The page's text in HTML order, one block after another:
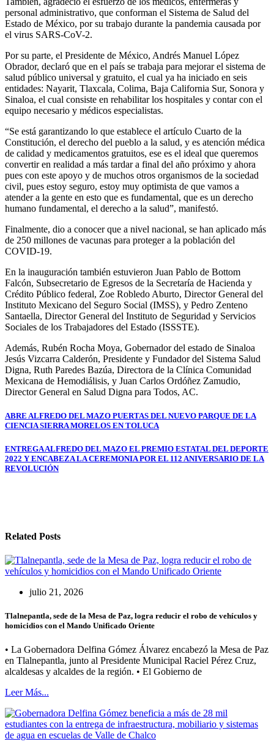
personal administrativo, que conforman el Sistema de Salud del
Estado de México, por su trabajo durante la pandemia causada por
el virus SARS-CoV-2.
Por su parte, el Presidente de México, Andrés Manuel López
Obrador, declaró que en el país se trabaja para mejorar el sistema de
salud público universal y gratuito, el cual ya ha iniciado en seis
entidades: Nayarit, Tlaxcala, Colima, Baja California Sur, Sonora y
Sinaloa, el cual consiste en rehabilitar los hospitales y contar con el
equipo necesario y médicos especialistas.
“Se está garantizando lo que establece el artículo Cuarto de la
Constitución, el derecho del pueblo a la salud, y es atención médica
de calidad y medicamentos gratuitos, ese es el ideal que queremos
convertir en realidad a más tardar a final del año próximo y ahora
pues con este apoyo y de muchos otros organismos de la sociedad
civil, pues estoy seguro, estoy muy optimista de que vamos a
atender a la gente en esto que es fundamental, que es un derecho
humano fundamental, el derecho a la salud”, manifestó.
Finalmente, dio a conocer que a nivel nacional, se han aplicado más
de 250 millones de vacunas para proteger a la población del
COVID-19.
En la inauguración también estuvieron Juan Pablo de Bottom
Falcón, Subsecretario de Egresos de la Secretaría de Hacienda y
Crédito Público federal, Zoe Robledo Aburto, Director General del
Instituto Mexicano del Seguro Social (IMSS), y Pedro Zenteno
Santaella, Director General del Instituto de Seguridad y Servicios
Sociales de los Trabajadores del Estado (ISSSTE).
Además, Rubén Rocha Moya, Gobernador del estado de Sinaloa
Jesús Vizcarra Calderón, Presidente y Fundador del Sistema Salud
Digna, Ruth Paredes Bazúa, Directora de la Clínica Comunidad
Mexicana de Hemodiálisis, y Juan Carlos Ordóñez Zamudio,
Director General en Salud Digna para Todos, AC.
Navegación
de
entradas
ABRE ALFREDO DEL MAZO PUERTAS DEL NUEVO PARQUE DE LA
CIENCIA SIERRA MORELOS EN TOLUCA
ENTREGA ALFREDO DEL MAZO EL PREMIO ESTATAL DEL DEPORTE
2022 Y ENCABEZA LA CEREMONIA POR EL 112 ANIVERSARIO DE LA
REVOLUCIÓN
Related Posts
julio 21, 2026
Tlalnepantla, sede de la Mesa de Paz, logra reducir el robo de vehículos y
homicidios con el Mando Unificado Oriente
• La Gobernadora Delfina Gómez Álvarez encabezó la Mesa de Paz
en Tlalnepantla, junto al Presidente Municipal Raciel Pérez Cruz,
alcaldesas y alcaldes de la región. • El Gobierno de
Leer Más...